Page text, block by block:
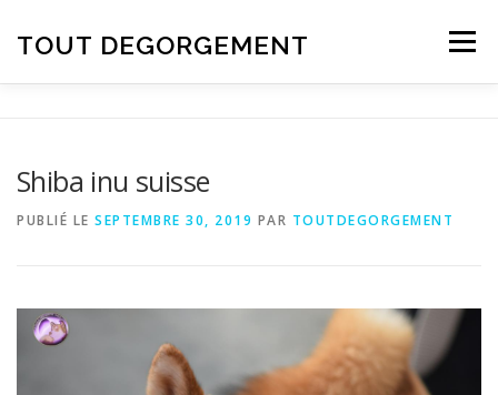
TOUT DEGORGEMENT Menu
Shiba inu suisse
PUBLIÉ LE SEPTEMBRE 30, 2019 PAR TOUTDEGORGEMENT